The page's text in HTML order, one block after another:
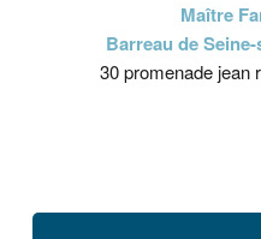
Maître
Barreau de
30 promenade jean